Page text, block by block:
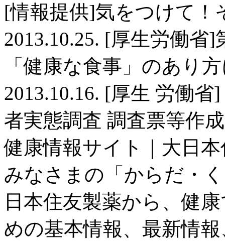
[情報提供]気をつけて！
2013.10.25. [厚生労働省
「健康な食事」のあり
2013.10.16. [厚生 労働
者実態調査 調査票等作
健康情報サイト｜大日
みなさまの「からだ・
日本住友製薬から、健
めの基本情報、最新情